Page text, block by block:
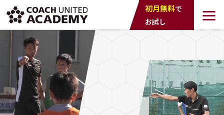
COACH UNTED
ACADEMY
初月無料で
お試し